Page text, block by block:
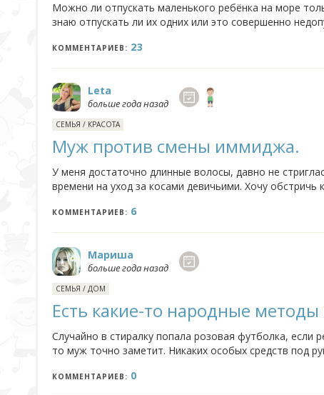
Можно ли отпускать маленького ребёнка на море
знаю отпускать ли их одних или это совершенно
КОММЕНТАРИЕВ: 23
Leta
больше года назад
СЕМЬЯ / КРАСОТА
Муж против смены иммиджа.
У меня достаточно длинные волосы, давно не
времени на уход за косами девичьими. Хочу
КОММЕНТАРИЕВ: 6
Мариша
больше года назад
СЕМЬЯ / ДОМ
Есть какие-то народные
Случайно в стиралку попала розовая футболка, если
то муж точно заметит. Никаких особых средств под
КОММЕНТАРИЕВ: 0